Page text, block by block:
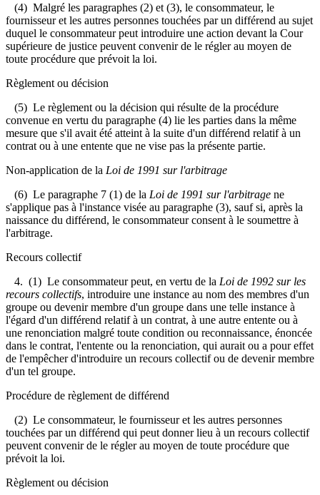
(4) Malgré les paragraphes (2) et (3), le consommateur, le
fournisseur et les autres personnes touchées par un différend au sujet
duquel le consommateur peut introduire une action devant la Cour
supérieure de justice peuvent convenir de le régler au moyen de
toute procédure que prévoit la loi.
Règlement ou décision
(5) Le règlement ou la décision qui résulte de la procédure
convenue en vertu du paragraphe (4) lie les parties dans la même
mesure que s'il avait été atteint à la suite d'un différend relatif à un
contrat ou à une entente que ne vise pas la présente partie.
Non-application de la Loi de 1991 sur l'arbitrage
(6) Le paragraphe 7 (1) de la Loi de 1991 sur l'arbitrage ne
s'applique pas à l'instance visée au paragraphe (3), sauf si, après la
naissance du différend, le consommateur consent à le soumettre à
l'arbitrage.
Recours collectif
4. (1) Le consommateur peut, en vertu de la Loi de 1992 sur les
recours collectifs, introduire une instance au nom des membres d'un
groupe ou devenir membre d'un groupe dans une telle instance à
l'égard d'un différend relatif à un contrat, à une autre entente ou à
une renonciation malgré toute condition ou reconnaissance, énoncée
dans le contrat, l'entente ou la renonciation, qui aurait ou a pour effet
de l'empêcher d'introduire un recours collectif ou de devenir membre
d'un tel groupe.
Procédure de règlement de différend
(2) Le consommateur, le fournisseur et les autres personnes
touchées par un différend qui peut donner lieu à un recours collectif
peuvent convenir de le régler au moyen de toute procédure que
prévoit la loi.
Règlement ou décision